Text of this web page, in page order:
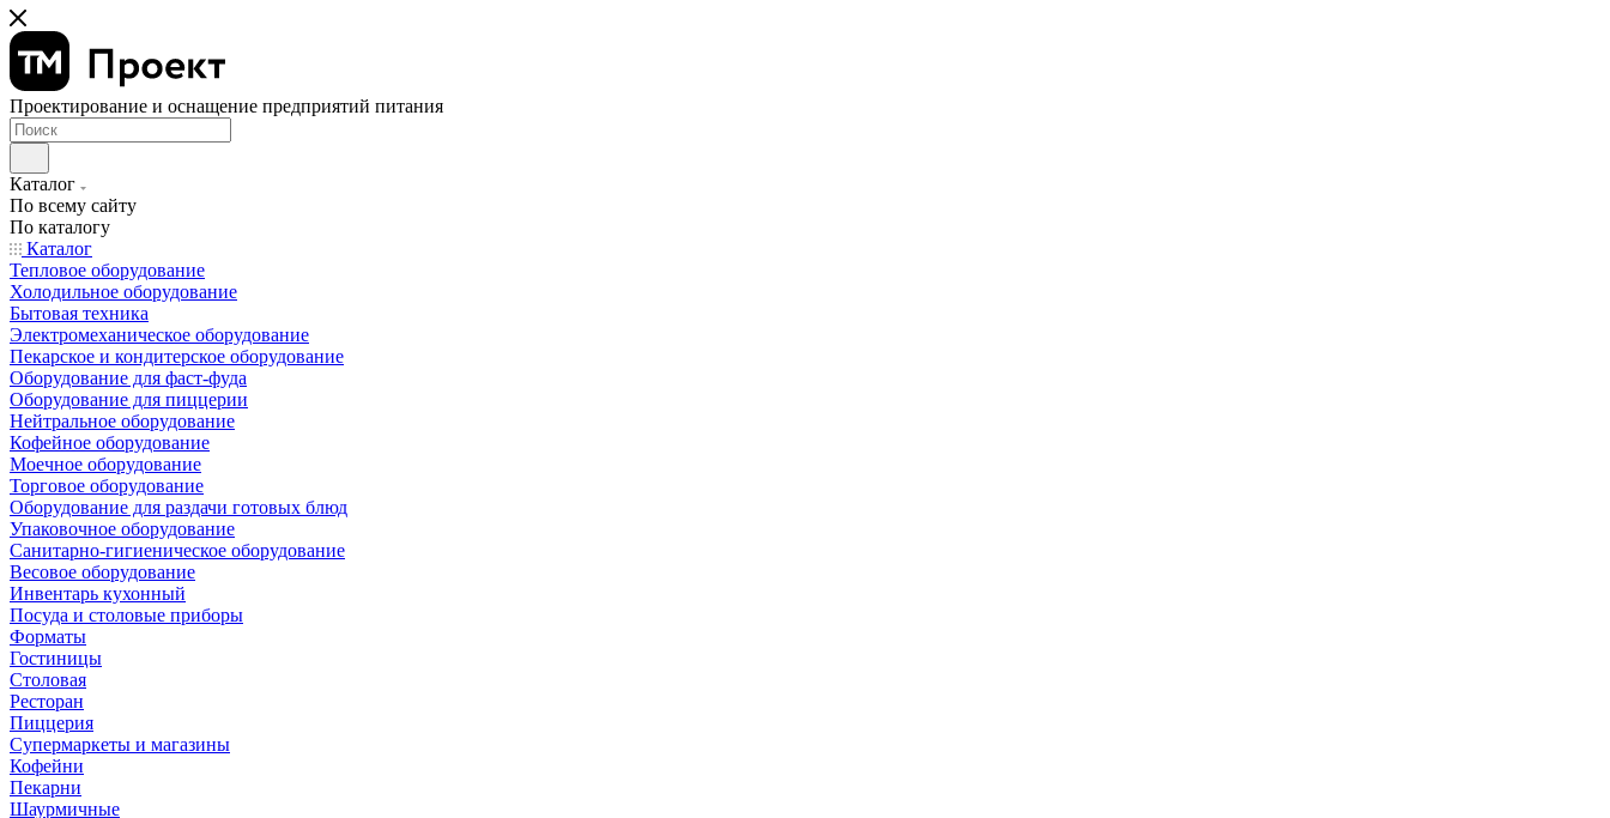
Проектирование и оснащение предприятий питания
Каталог
По всему сайту
По каталогу
Каталог
Тепловое оборудование
Холодильное оборудование
Бытовая техника
Электромеханическое оборудование
Пекарское и кондитерское оборудование
Оборудование для фаст-фуда
Оборудование для пиццерии
Нейтральное оборудование
Кофейное оборудование
Моечное оборудование
Торговое оборудование
Оборудование для раздачи готовых блюд
Упаковочное оборудование
Санитарно-гигиеническое оборудование
Весовое оборудование
Инвентарь кухонный
Посуда и столовые приборы
Форматы
Гостиницы
Столовая
Ресторан
Пиццерия
Супермаркеты и магазины
Кофейни
Пекарни
Шаурмичные